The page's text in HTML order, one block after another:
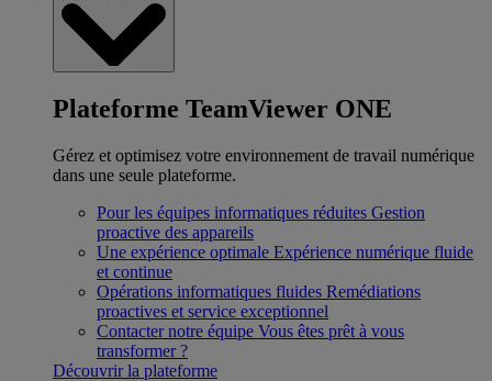
Plateforme TeamViewer ONE
Gérez et optimisez votre environnement de travail numérique
dans une seule plateforme.
Pour les équipes informatiques réduites Gestion
proactive des appareils
Une expérience optimale Expérience numérique fluide
et continue
Opérations informatiques fluides Remédiations
proactives et service exceptionnel
Contacter notre équipe Vous êtes prêt à vous
transformer ?
Découvrir la plateforme